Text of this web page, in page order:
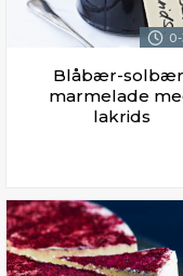
Blåbær-
marmelade
lakrids